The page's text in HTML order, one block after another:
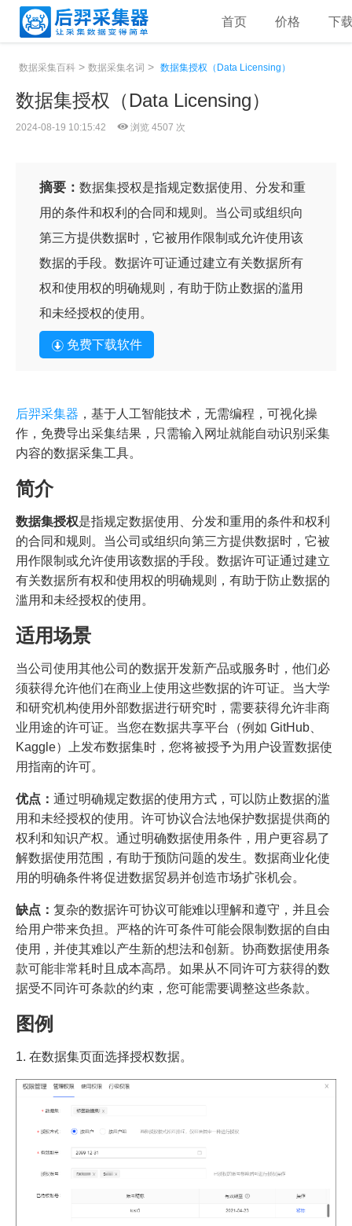
首页 价格 下
数据采集百科 > 数据采集名词 > 数据集授权（Data Licensing）
数据集授权（Data Licensing）
2024-08-19 10:15:42 浏览 4507 次
摘要： 数据集授权是指规定数据使用、分发和重
用的条件和权利的合同和规则。当公司或组织向
第三方提供数据时，它被用作限制或允许使用该
数据的手段。数据许可证通过建立有关数据所有
权和使用权的明确规则，有助于防止数据的滥用
和未经授权的使用。
免费下载软件
后羿采集器 ，基于人工智能技术，无需编程，可视化操
作，免费导出采集结果，只需输入网址就能自动识别采集
内容的数据采集工具。
简介
数据集授权是指规定数据使用、分发和重用的条件和权利
的合同和规则。当公司或组织向第三方提供数据时，它被
用作限制或允许使用该数据的手段。数据许可证通过建立
有关数据所有权和使用权的明确规则，有助于防止数据的
滥用和未经授权的使用。
适用场景
当公司使用其他公司的数据开发新产品或服务时，他们必
须获得允许他们在商业上使用这些数据的许可证。当大学
和研究机构使用外部数据进行研究时，需要获得允许非商
业用途的许可证。当您在数据共享平台（例如 GitHub、
Kaggle）上发布数据集时，您将被授予为用户设置数据使
用指南的许可。
优点： 通过明确规定数据的使用方式，可以防止数据的滥
用和未经授权的使用。许可协议合法地保护数据提供商的
权利和知识产权。通过明确数据使用条件，用户更容易了
解数据使用范围，有助于预防问题的发生。数据商业化使
用的明确条件将促进数据贸易并创造市场扩张机会。
缺点： 复杂的数据许可协议可能难以理解和遵守，并且会
给用户带来负担。严格的许可条件可能会限制数据的自由
使用，并使其难以产生新的想法和创新。协商数据使用条
款可能非常耗时且成本高昂。如果从不同许可方获得的数
据受不同许可条款的约束，您可能需要调整这些条款。
图例
1. 在数据集页面选择授权数据。